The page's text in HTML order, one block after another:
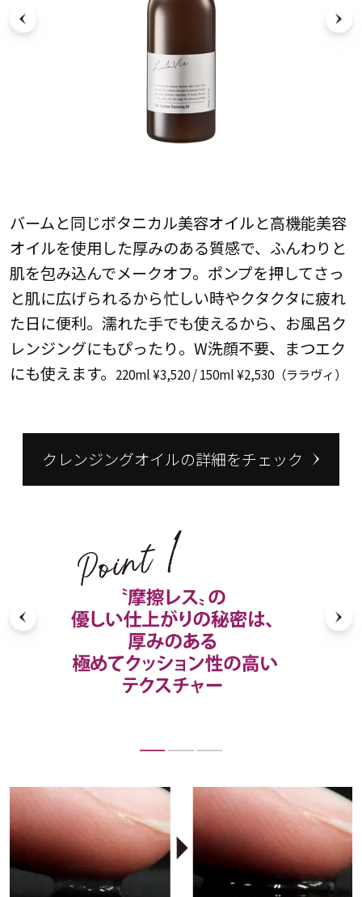
バームと同じボタニカル美容オイルと高機能美容
オイルを使用した厚みのある質感で、ふんわりと
肌を包み込んでメークオフ。ポンプを押してさっ
と肌に広げられるから忙しい時やクタクタに疲れ
た日に便利。濡れた手でも使えるから、お風呂ク
レンジングにもぴったり。W洗顔不要、まつエク
にも使えます。 220ml ¥3,520 / 150ml ¥2,530（ララヴィ）
クレンジングオイルの詳細をチェック